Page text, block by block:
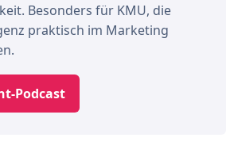
Besonders für KMU, die
praktisch im Marketing
Podcast